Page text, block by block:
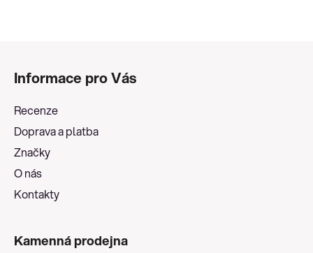
Informace pro Vás
Recenze
Doprava a platba
Značky
O nás
Kontakty
Kamenná prodejna